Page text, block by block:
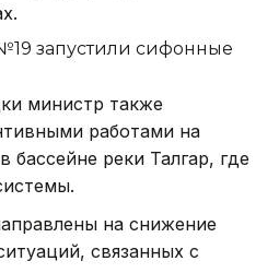
запустили сифонные
министр также
работами на
реки Талгар, где
на снижение
связанных с